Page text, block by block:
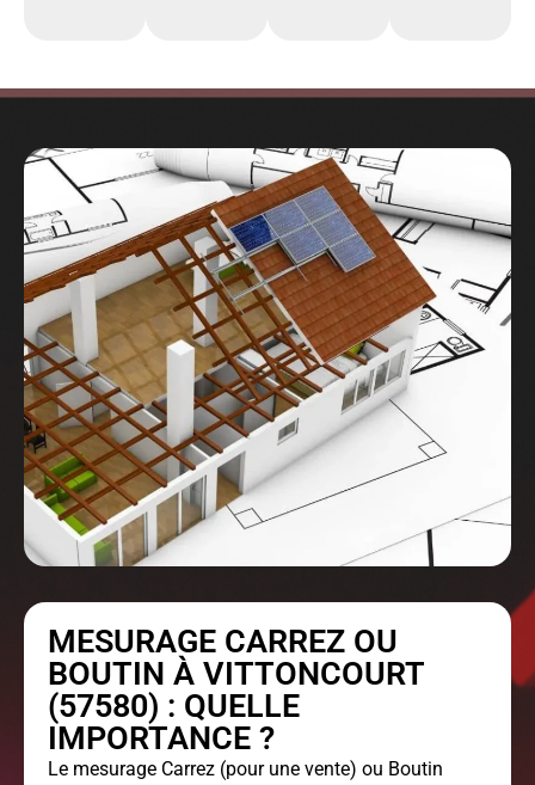
MESURAGE CARREZ OU
BOUTIN À VITTONCOURT
(57580) : QUELLE
IMPORTANCE ?
Le mesurage Carrez (pour une vente) ou Boutin